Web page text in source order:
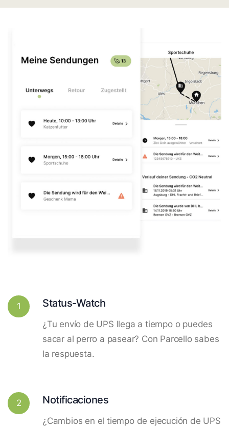
1 Status-Watch
¿Tu envío de UPS llega a tiempo o puedes
sacar al perro a pasear? Con Parcello sabes
la respuesta.
2 Notificaciones
¿Cambios en el tiempo de ejecución de UPS